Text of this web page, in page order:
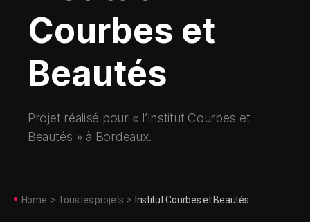
Courbes et
Beautés
Projet réalisé pour « l’Institut Courbes et
Beautés » à Bordeaux.
Home > Tous les projets > Institut Courbes et Beautés